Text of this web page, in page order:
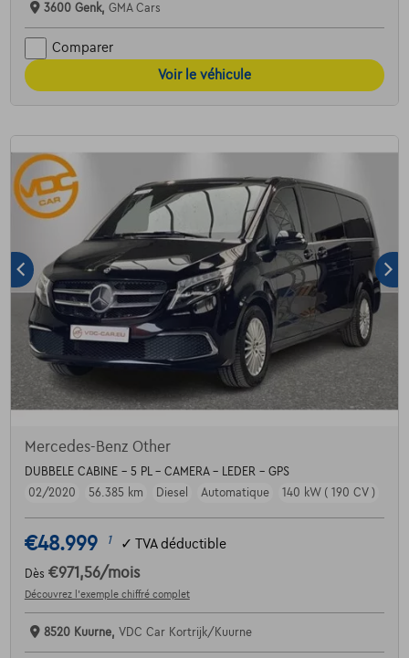
3600 Genk, GMA Cars
Comparer
Voir le véhicule
Mercedes-Benz Other
DUBBELE CABINE - 5 PL - CAMERA - LEDER - GPS
02/2020
56.385 km Diesel Automatique 140 kW ( 190 CV )
€48.999 1 ✓ TVA déductible
Dès €971,56/mois
Découvrez l’exemple chiffré complet
8520 Kuurne, VDC Car Kortrijk/Kuurne